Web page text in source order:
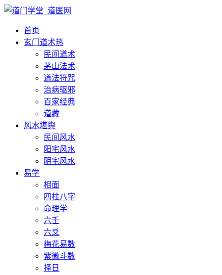
首页
玄门道术热
民间道术
茅山法术
道法符咒
治病驱邪
百家经典
道藏
风水堪舆
民间风水
阳宅风水
阴宅风水
易学
相面
四柱八字
命理学
六壬
六爻
梅花易数
紫微斗数
择日